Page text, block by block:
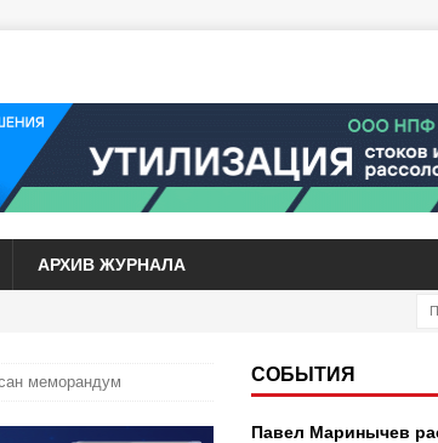
АРХИВ ЖУРНАЛА
меморандум СОБЫТИЯ
Павел Маринычев